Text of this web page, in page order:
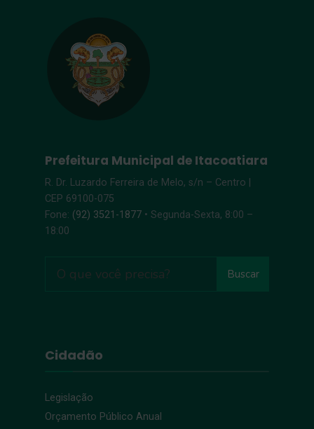
Prefeitura Municipal de Itacoatiara
R. Dr. Luzardo Ferreira de Melo, s/n – Centro |
CEP 69100-075
Fone: (92) 3521-1877 • Segunda-Sexta, 8:00 –
18:00
Buscar
Cidadão
Legislação
Orçamento Público Anual